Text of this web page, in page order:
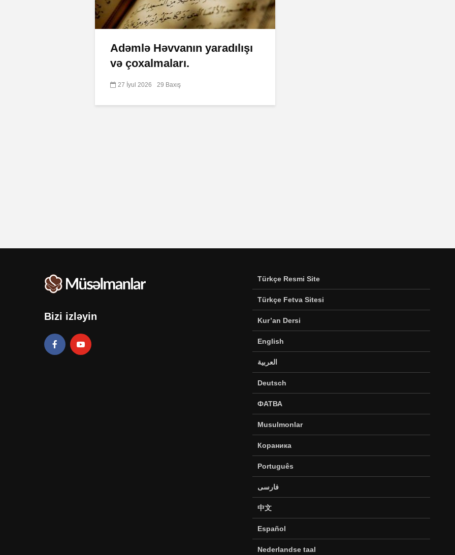
Adəmlə Həvvanın yaradılışı
və çoxalmaları.
27 İyul 2026 29 Baxış
Bizi izləyin
Türkçe Resmi Site
Türkçe Fetva Sitesi
Kur’an Dersi
English
العربية
Deutsch
ФАТВА
Musulmonlar
Кораника
Português
فارسی
中文
Español
Nederlandse taal